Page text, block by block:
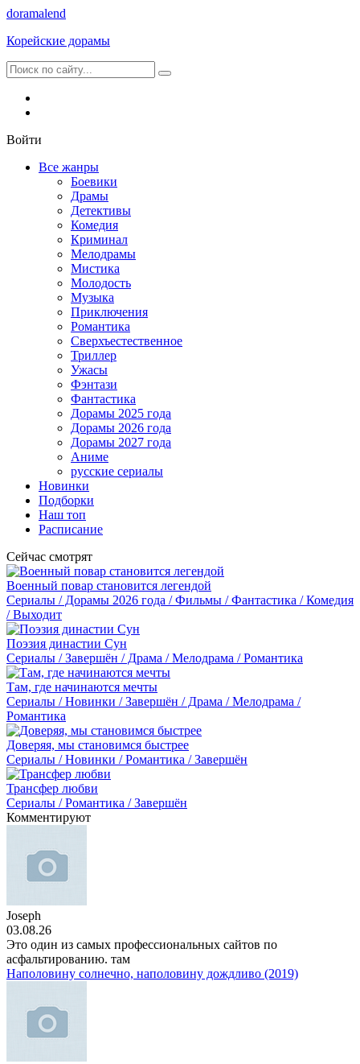
doramalend
Корейские дорамы
Войти
Все жанры
Боевики
Драмы
Детективы
Комедия
Криминал
Мелодрамы
Мистика
Молодость
Музыка
Приключения
Романтика
Сверхъестественное
Триллер
Ужасы
Фэнтази
Фантастика
Дорамы 2025 года
Дорамы 2026 года
Дорамы 2027 года
Аниме
русские сериалы
Новинки
Подборки
Наш топ
Расписание
Сейчас смотрят
Военный повар становится легендой
Сериалы / Дорамы 2026 года / Фильмы / Фантастика / Комедия
/ Выходит
Поэзия династии Сун
Сериалы / Завершён / Драма / Мелодрама / Романтика
Там, где начинаются мечты
Сериалы / Новинки / Завершён / Драма / Мелодрама /
Романтика
Доверяя, мы становимся быстрее
Сериалы / Новинки / Романтика / Завершён
Трансфер любви
Сериалы / Романтика / Завершён
Комментируют
Joseph
03.08.26
Это один из самых профессиональных сайтов по
асфальтированию. там
Наполовину солнечно, наполовину дождливо (2019)